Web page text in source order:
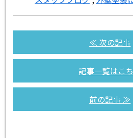
≪ 次の記事
記事一覧はこ
前の記事 ≫